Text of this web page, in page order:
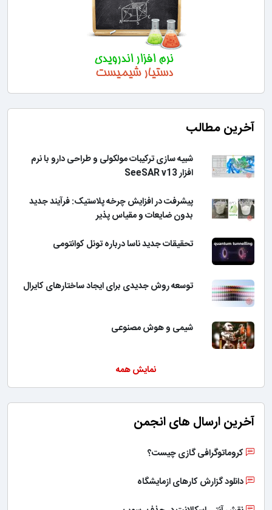
آخرین مطالب
شبیه سازی ترکیبات مولکولی و طراحی دارو با نرم
افزار SeeSAR v13
پیشرفت در افزایش چرخه پلاستیک: فرآیند جدید
بدون ضایعات و مقیاس پذیر
تحقیقات جدید ناسا درباره تونل کوانتومی
توسعه روش جدیدی برای ایجاد ساختارهای کایرال
شیمی و هوش مصنوعی
نمایش همه
آخرین ارسال های انجمن
کروماتوگرافی گازی چیست؟
دانلود گزارش کارهای ازمایشگاه